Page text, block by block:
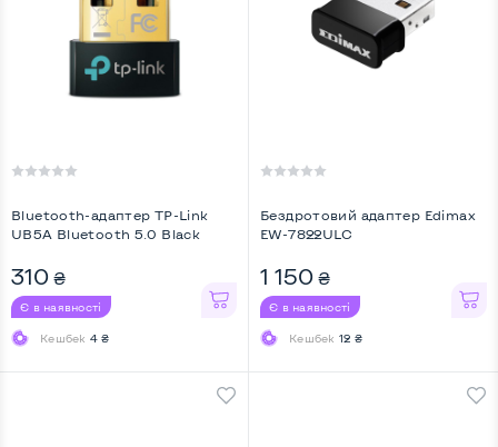
Bluetooth-адаптер TP-Link
UB5A Bluetooth 5.0 Black
310 ₴
Є в наявності
Кешбек 4 ₴
Бездротовий адаптер Edimax
EW-7822ULC
1 150 ₴
Є в наявності
Кешбек 12 ₴